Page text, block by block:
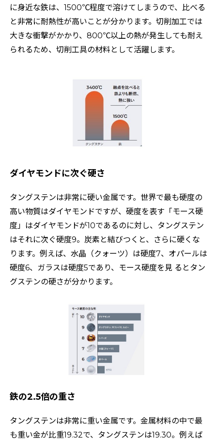
に身近な鉄は、1500℃程度で溶けてしまうので、比べる
と非常に耐熱性が高いことが分かります。切削加工では
大きな衝撃がかかり、800℃以上の熱が発生しても耐え
られるため、切削工具の材料として活躍します。
ダイヤモンドに次ぐ硬さ
タングステンは非常に硬い金属です。世界で最も硬度の
高い物質はダイヤモンドですが、硬度を表す「モース硬
度」はダイヤモンドが10であるのに対し、タングステン
はそれに次ぐ硬度9。炭素と結びつくと、さらに硬くな
ります。例えば、水晶（クォーツ）は硬度7、オパールは
硬度6、ガラスは硬度5であり、モース硬度を見 るとタン
グステンの硬さが分かります。
鉄の2.5倍の重さ
タングステンは非常に重い金属です。金属材料の中で最
も重い金が比重19.32で、タングステンは19.30。例えば